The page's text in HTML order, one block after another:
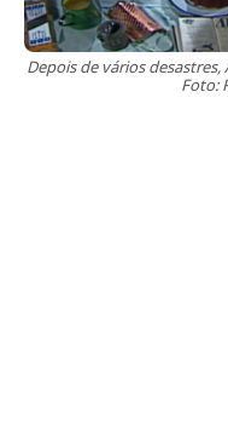
Depois de vários
Foto: